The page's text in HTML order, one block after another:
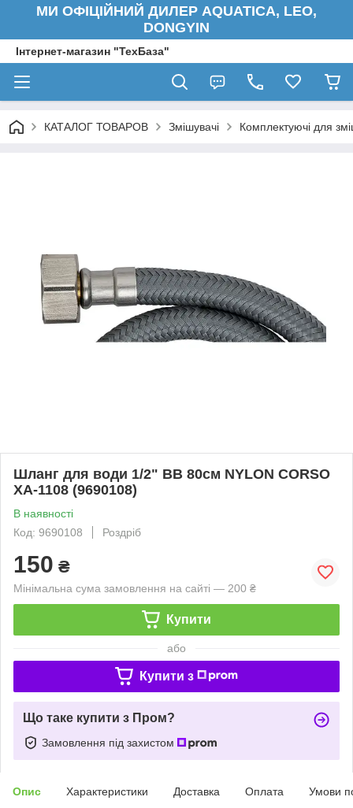
МИ ОФІЦІЙНИЙ ДИЛЕР AQUATICA, LEO,
DONGYIN
Інтернет-магазин "ТехБаза"
КАТАЛОГ ТОВАРОВ Змішувачі Комплектуючі для
Шланг для води 1/2" ВВ 80см NYLON CORSO
XA-1108 (9690108)
В наявності
Код: 9690108
Роздріб
150 ₴
Мінімальна сума замовлення на сайті — 200 ₴
Купити
або
Купити з
Що таке купити з Пром?
Замовлення під захистом
Опис Характеристики Доставка Оплата Умови